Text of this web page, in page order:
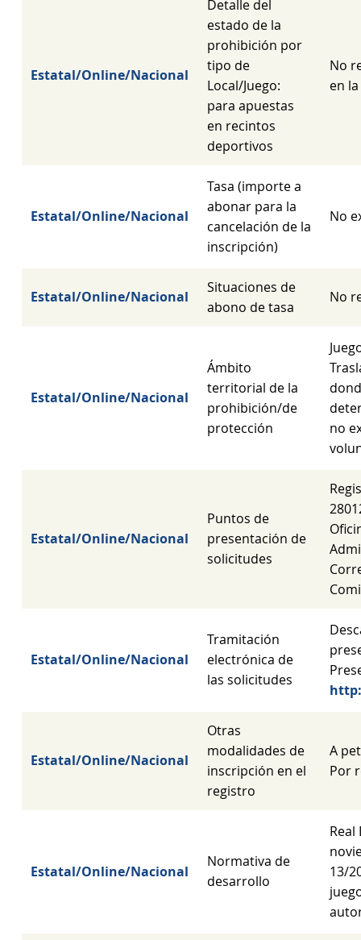
Estatal/Online/Nacional
Detalle del
estado de la
prohibición por
tipo de
Local/Juego:
para apuestas
en recintos
deportivos
No
en
Estatal/Online/Nacional
Tasa (importe a
abonar para la
cancelación de la
inscripción)
No
Estatal/Online/Nacional
Situaciones de
abono de tasa
No
Estatal/Online/Nacional
Ámbito
territorial de la
prohibición/de
protección
no
Estatal/Online/Nacional
Puntos de
presentación de
solicitudes
Estatal/Online/Nacional
Tramitación
electrónica de
las solicitudes
Estatal/Online/Nacional
Otras
modalidades de
inscripción en el
registro
A
Por
Estatal/Online/Nacional
Normativa de
desarrollo
Real
13/